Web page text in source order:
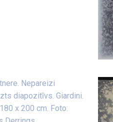
Nepareizi
diapozitīvs. Giardini.
x 200 cm. Foto: